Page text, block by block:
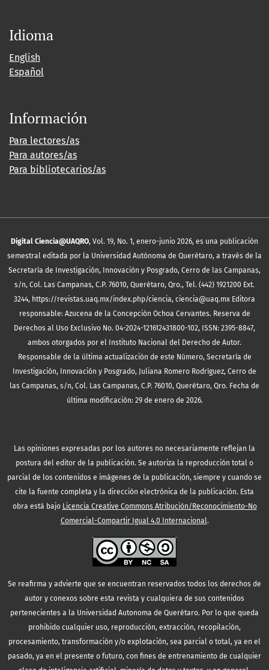
Idioma
English
Español
Información
Para lectores/as
Para autores/as
Para bibliotecarios/as
Digital Ciencia@UAQRO, Vol. 19, No. 1, enero-junio 2026, es una publicación
semestral editada por la Universidad Autónoma de Querétaro, a través de la
Secretaría de Investigación, Innovación y Posgrado, Cerro de las Campanas,
s/n, Col. Las Campanas, C.P. 76010, Querétaro, Qro., Tel. (442) 1921200 Ext.
3244, https://revistas.uaq.mx/index.php/ciencia, ciencia@uaq.mx Editora
responsable: Azucena de la Concepción Ochoa Cervantes. Reserva de
Derechos al Uso Exclusivo No. 04-2024-121612431800-102, ISSN: 2395-8847,
ambos otorgados por el Instituto Nacional del Derecho de Autor.
Responsable de la última actualización de este Número, Secretaría de
Investigación, Innovación y Posgrado, Juliana Romero Rodríguez, Cerro de
las Campanas, s/n, Col. Las Campanas, C.P. 76010, Querétaro, Qro. Fecha de
última modificación: 29 de enero de 2026.
Las opiniones expresadas por los autores no necesariamente reflejan la
postura del editor de la publicación. Se autoriza la reproducción total o
parcial de los contenidos e imágenes de la publicación, siempre y cuando se
cite la fuente completa y la dirección electrónica de la publicación. Esta
obra está bajo Licencia Creative Commons Atribución/Reconocimiento-No
Comercial-Compartir Igual 4.0 Internacional.
Se reafirma y advierte que se encuentran reservados todos los derechos de
autor y conexos sobre esta revista y cualquiera de sus contenidos
pertenecientes a la Universidad Autonoma de Querétaro. Por lo que queda
prohibido cualquier uso, reproducción, extracción, recopilación,
procesamiento, transformación y/o explotación, sea parcial o total, ya en el
pasado, ya en el presente o futuro, con fines de entrenamiento de cualquier